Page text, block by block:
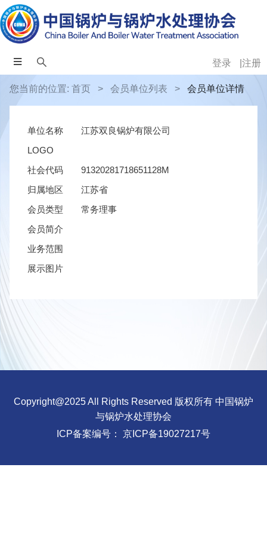
登录 注册
您当前的位置: 首页 > 会员单位列表 > 会员单位详情
单位名称
江苏双良锅炉有限公司
LOGO
社会代码
91320281718651128M
归属地区
江苏省
会员类型
常务理事
会员简介
业务范围
展示图片
Copyright@2025 All Rights Reserved 版权所有 中国锅炉
与锅炉水处理协会
ICP备案编号： 京ICP备19027217号